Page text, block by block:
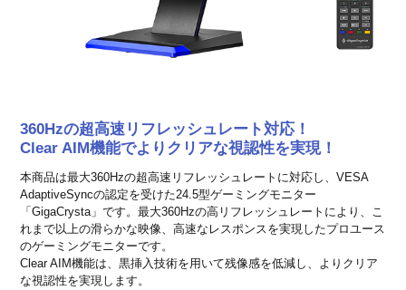
360Hzの超高速リフレッシュレート対応！
Clear AIM機能でよりクリアな視認性を実現！
本商品は最大360Hzの超高速リフレッシュレートに対応し、VESA
AdaptiveSyncの認定を受けた24.5型ゲーミングモニター
「GigaCrysta」です。最大360Hzの高リフレッシュレートにより、こ
れまで以上の滑らかな映像、高速なレスポンスを実現したプロユース
のゲーミングモニターです。
Clear AIM機能は、黒挿入技術を用いて残像感を低減し、よりクリア
な視認性を実現します。